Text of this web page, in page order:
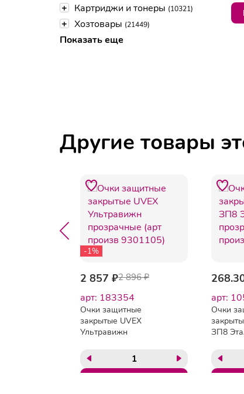
+ Картриджи и тонеры (10321)
+ Хозтовары (21449)
Показать еще
Другие товары
-1%
2 857 ₽2 896 ₽
арт: 183354
Очки защитные
закрытые UVEX
Ультравижн
произв 9301105)
арт:
Очки
ЗП8
произв